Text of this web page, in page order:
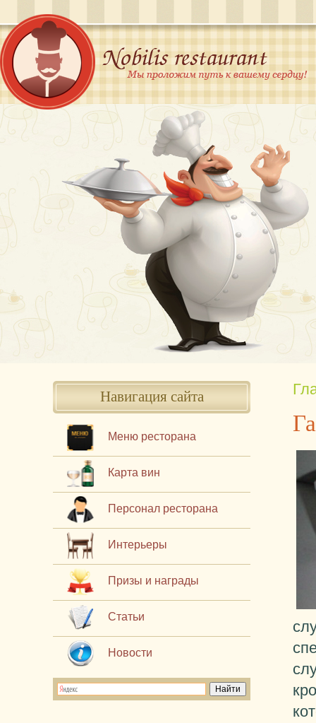
Навигация сайта
Меню ресторана
Карта вин
Персонал ресторана
Интерьеры
Призы и награды
Статьи
Новости